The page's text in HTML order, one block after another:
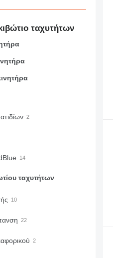
ταχυτήτων
ταχυτήτων